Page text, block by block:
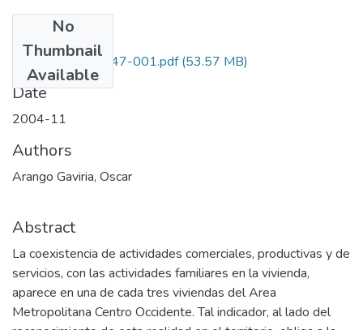
No
Thumbnail
Available
1110-13-16647-001.pdf(53.57 MB)
Date
2004-11
Authors
Arango Gaviria, Oscar
Abstract
La coexistencia de actividades comerciales, productivas y de
servicios, con las actividades familiares en la vivienda,
aparece en una de cada tres viviendas del Area
Metropolitana Centro Occidente. Tal indicador, al lado del